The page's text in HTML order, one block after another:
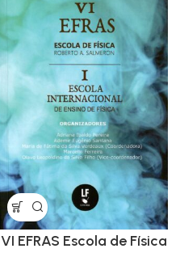
VI EFRAS Escola de Física